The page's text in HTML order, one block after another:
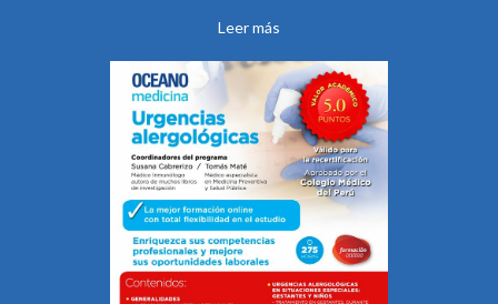
Leer más